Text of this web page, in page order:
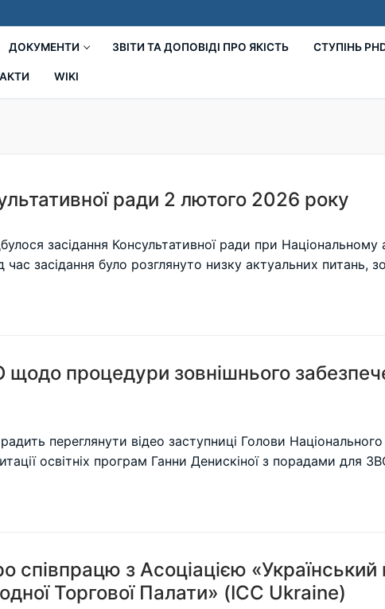
ДОКУМЕНТИ ЗВІТИ ТА ДОПОВІДІ ПРО ЯКІСТЬ СТУПІНЬ
WIKI
ради 2 лютого 2026 року
засідання Консультативної ради при Національному
час засідання було розглянуто низку актуальних питань,
процедури зовнішнього
переглянути відео заступниці Голови
освітніх програм Ганни Денискіної з порадами
з Асоціацією «Український
Торгової Палати» (ICC Ukraine)